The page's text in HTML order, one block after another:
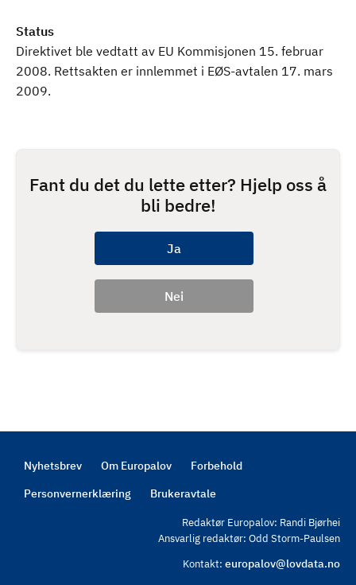
Status
Direktivet ble vedtatt av EU Kommisjonen 15. februar
2008. Rettsakten er innlemmet i EØS-avtalen 17. mars
2009.
Fant du det du lette etter? Hjelp oss å
bli bedre!
Footer
Nyhetsbrev Om Europalov
Forbehold
Personvernerklæring
Brukeravtale
Redaktør Europalov: Randi Bjørhei
Ansvarlig redaktør: Odd Storm-Paulsen
Kontakt: europalov@lovdata.no